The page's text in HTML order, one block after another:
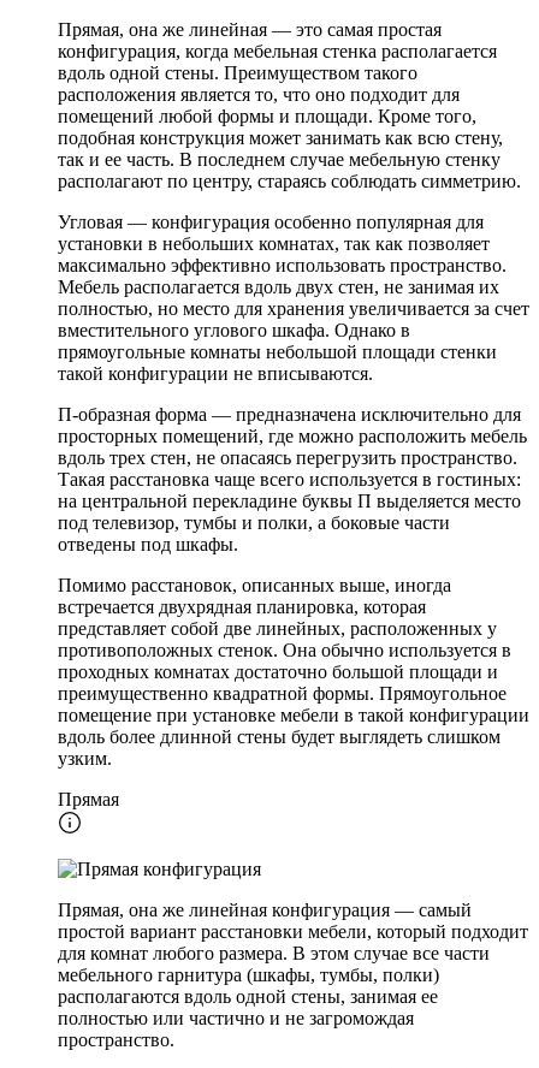
Прямая, она же линейная — это самая простая
конфигурация, когда мебельная стенка располагается
вдоль одной стены. Преимуществом такого
расположения является то, что оно подходит для
помещений любой формы и площади. Кроме того,
подобная конструкция может занимать как всю стену,
так и ее часть. В последнем случае мебельную стенку
располагают по центру, стараясь соблюдать симметрию.
Угловая — конфигурация особенно популярная для
установки в небольших комнатах, так как позволяет
максимально эффективно использовать пространство.
Мебель располагается вдоль двух стен, не занимая их
полностью, но место для хранения увеличивается за счет
вместительного углового шкафа. Однако в
прямоугольные комнаты небольшой площади стенки
такой конфигурации не вписываются.
П-образная форма — предназначена исключительно для
просторных помещений, где можно расположить мебель
вдоль трех стен, не опасаясь перегрузить пространство.
Такая расстановка чаще всего используется в гостиных:
на центральной перекладине буквы П выделяется место
под телевизор, тумбы и полки, а боковые части
отведены под шкафы.
Помимо расстановок, описанных выше, иногда
встречается двухрядная планировка, которая
представляет собой две линейных, расположенных у
противоположных стенок. Она обычно используется в
проходных комнатах достаточно большой площади и
преимущественно квадратной формы. Прямоугольное
помещение при установке мебели в такой конфигурации
вдоль более длинной стены будет выглядеть слишком
узким.
Прямая
Прямая, она же линейная конфигурация — самый
простой вариант расстановки мебели, который подходит
для комнат любого размера. В этом случае все части
мебельного гарнитура (шкафы, тумбы, полки)
располагаются вдоль одной стены, занимая ее
полностью или частично и не загромождая
пространство.